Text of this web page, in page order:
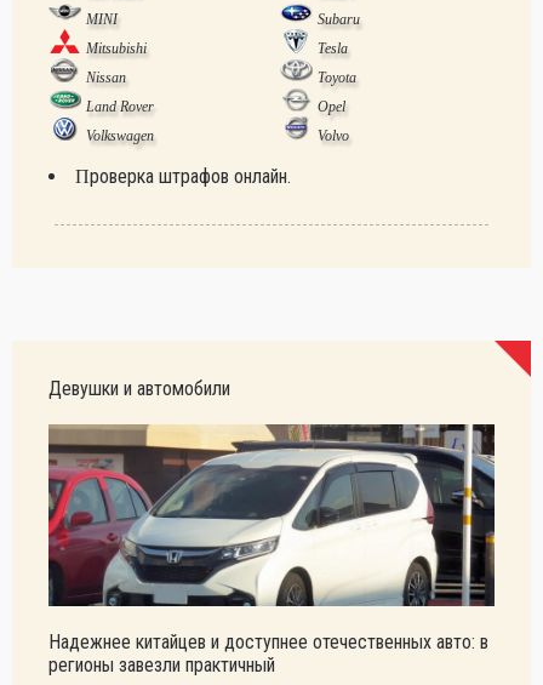
MINI
Subaru
Mitsubishi
Tesla
Nissan
Toyota
Land Rover
Opel
Volkswagen
Volvo
Проверка штрафов онлайн.
Девушки и автомобили
Надежнее китайцев и доступнее отечественных авто: в
регионы завезли практичный